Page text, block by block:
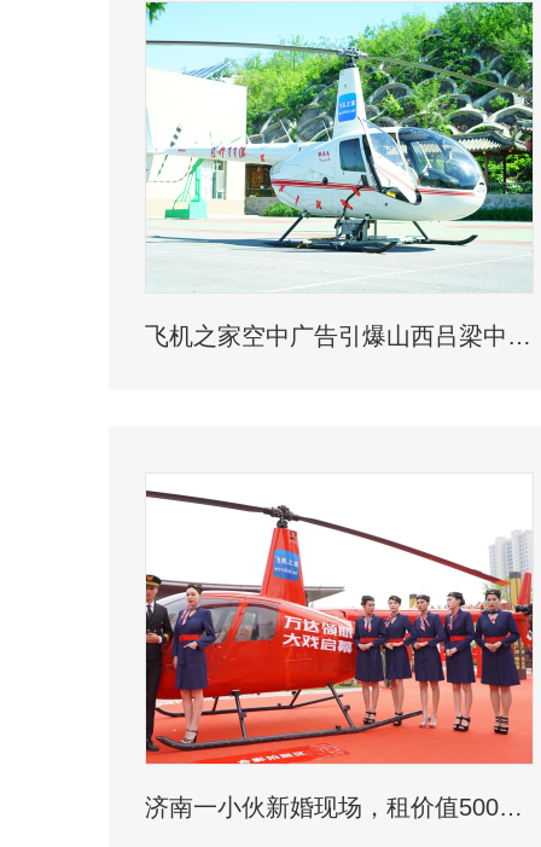
飞机之家空中广告引爆山西吕梁中阳县上空
济南一小伙新婚现场，租价值500多万的直升机助阵